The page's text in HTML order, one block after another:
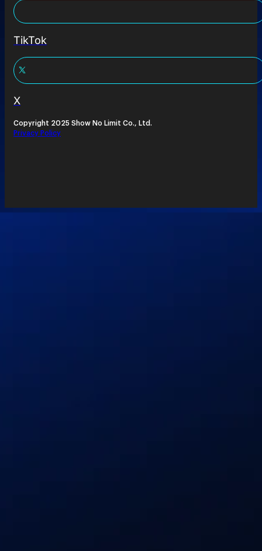
TikTok
X
Copyright 2025 Show No Limit Co., Ltd.
Privacy Policy